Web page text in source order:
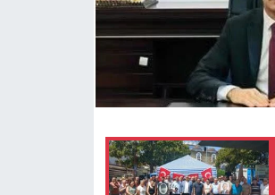
RESMİ İLANLAR